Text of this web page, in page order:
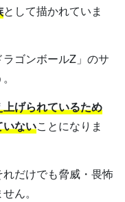
として描かれていま
ゴンボールZ」のサ
げられているため
いないことになりま
だけでも脅威・畏怖
ん。